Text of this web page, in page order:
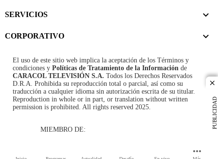
PUBLICIDAD
SERVICIOS
CORPORATIVO
El uso de este sitio web implica la aceptación de los Términos y
condiciones y Políticas de Tratamiento de la Información de
CARACOL TELEVISIÓN S.A. Todos los Derechos Reservados
D.R.A. Prohibida su reproducción total o parcial, así como su
traducción a cualquier idioma sin autorización escrita de su titular.
Reproduction in whole or in part, or translation without written
permission is prohibited. All rights reserved 2025.
MIEMBRO DE: